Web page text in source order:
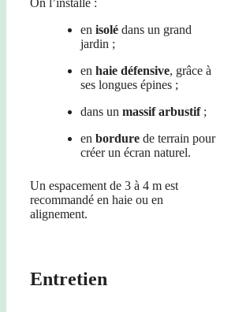
On l’installe :
en isolé dans un grand
jardin ;
en haie défensive, grâce à
ses longues épines ;
dans un massif arbustif;
en bordure de terrain pour
créer un écran naturel.
Un espacement de 3 à 4 m est
recommandé en haie ou en
alignement.
Entretien